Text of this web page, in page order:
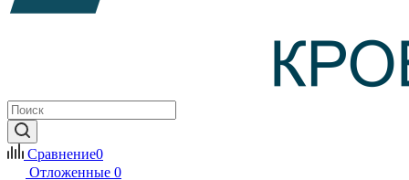
Сравнение0
Отложенные 0